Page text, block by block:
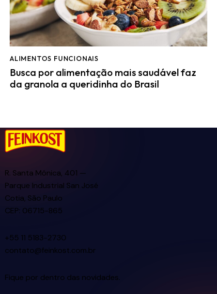
ALIMENTOS FUNCIONAIS
Busca por alimentação mais saudável faz
da granola a queridinha do Brasil
R. Santa Mônica, 401 —
Parque Industrial San José
Cotia, São Paulo
CEP: 06715-865
+55 11 5183-2730
contato@feinkost.com.br
Fique por dentro das novidades.